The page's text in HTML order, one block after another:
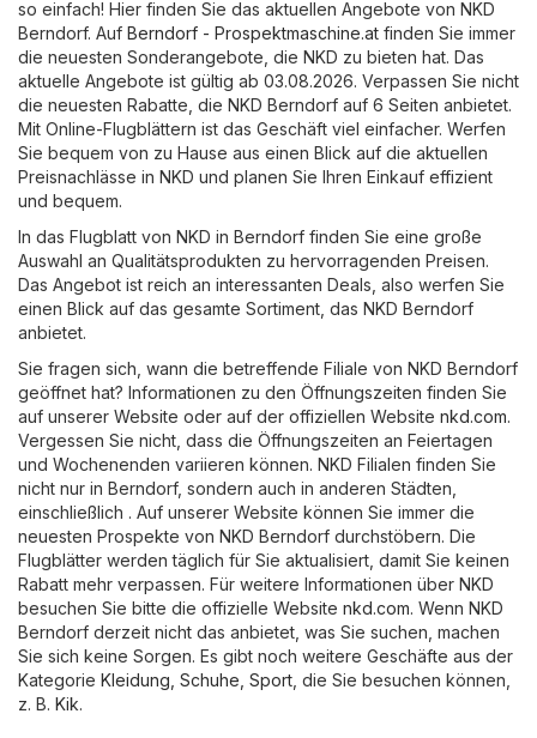
so einfach! Hier finden Sie das aktuellen Angebote von NKD
Berndorf. Auf Berndorf - Prospektmaschine.at finden Sie immer
die neuesten Sonderangebote, die NKD zu bieten hat. Das
aktuelle Angebote ist gültig ab 03.08.2026. Verpassen Sie nicht
die neuesten Rabatte, die NKD Berndorf auf 6 Seiten anbietet.
Mit Online-Flugblättern ist das Geschäft viel einfacher. Werfen
Sie bequem von zu Hause aus einen Blick auf die aktuellen
Preisnachlässe in NKD und planen Sie Ihren Einkauf effizient
und bequem.
In das Flugblatt von NKD in Berndorf finden Sie eine große
Auswahl an Qualitätsprodukten zu hervorragenden Preisen.
Das Angebot ist reich an interessanten Deals, also werfen Sie
einen Blick auf das gesamte Sortiment, das NKD Berndorf
anbietet.
Sie fragen sich, wann die betreffende Filiale von NKD Berndorf
geöffnet hat? Informationen zu den Öffnungszeiten finden Sie
auf unserer Website oder auf der offiziellen Website nkd.com.
Vergessen Sie nicht, dass die Öffnungszeiten an Feiertagen
und Wochenenden variieren können. NKD Filialen finden Sie
nicht nur in Berndorf, sondern auch in anderen Städten,
einschließlich . Auf unserer Website können Sie immer die
neuesten Prospekte von NKD Berndorf durchstöbern. Die
Flugblätter werden täglich für Sie aktualisiert, damit Sie keinen
Rabatt mehr verpassen. Für weitere Informationen über NKD
besuchen Sie bitte die offizielle Website nkd.com. Wenn NKD
Berndorf derzeit nicht das anbietet, was Sie suchen, machen
Sie sich keine Sorgen. Es gibt noch weitere Geschäfte aus der
Kategorie Kleidung, Schuhe, Sport , die Sie besuchen können,
z. B. Kik.